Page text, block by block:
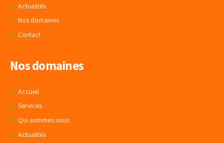
Actualités
Nos domaines
Contact
Nos domaines
Accueil
Services
Qui sommes nous
Actualités